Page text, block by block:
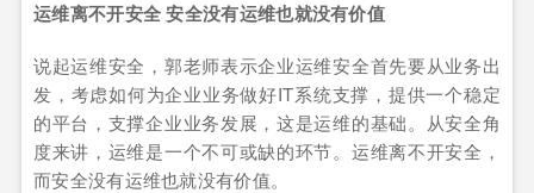
运维离不开安全 安全没有运维也就没有价值
说起运维安全，郭老师表示企业运维安全首先要从业务出
发，考虑如何为企业业务做好IT系统支撑，提供一个稳定
的平台，支撑企业业务发展，这是运维的基础。从安全角
度来讲，运维是一个不可或缺的环节。运维离不开安全，
而安全没有运维也就没有价值。